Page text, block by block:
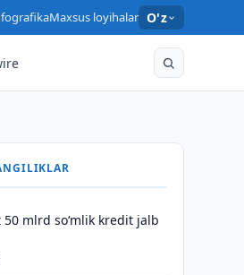
Maxsus loyihalar O'z
mlrd so‘mlik kredit jalb